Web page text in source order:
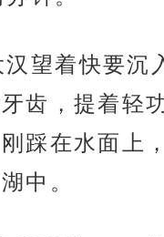
汉望着快要沉
齿，提着轻
踩在水面上
中。